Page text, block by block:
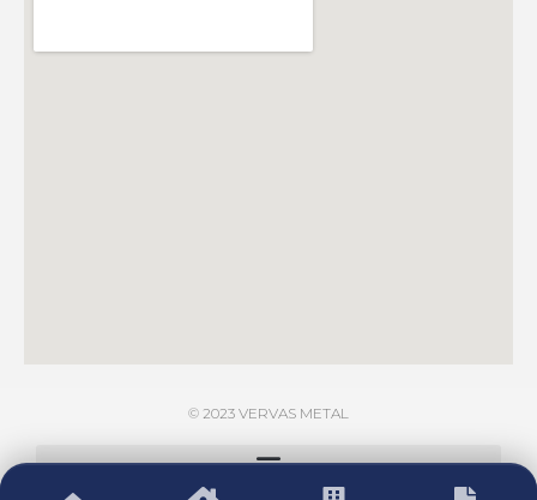
© 2023 VERVAS METAL